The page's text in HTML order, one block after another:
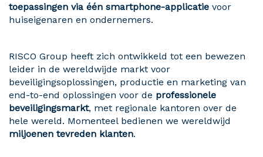
toepassingen via één smartphone-applicatie voor
huiseigenaren en ondernemers.
RISCO Group heeft zich ontwikkeld tot een bewezen
leider in de wereldwijde markt voor
beveiligingsoplossingen, productie en marketing van
end-to-end oplossingen voor de professionele
beveiligingsmarkt, met regionale kantoren over de
hele wereld. Momenteel bedienen we wereldwijd
miljoenen tevreden klanten.